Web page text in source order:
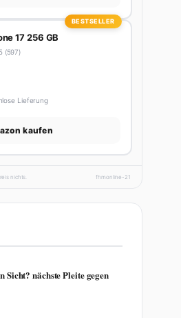
BESTSELLER
17 256 GB
(597)
Lieferung
kaufen
nichts. fhmonline-21
Sicht? nächste Pleite gegen